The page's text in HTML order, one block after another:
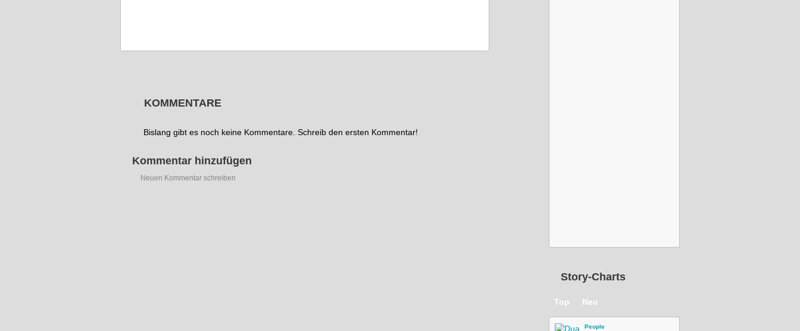
KOMMENTARE
Bislang gibt es noch keine Kommentare. Schreib den ersten Kommentar!
Kommentar hinzufügen
Neuen Kommentar schreiben
Story-Charts
Top Neu
People